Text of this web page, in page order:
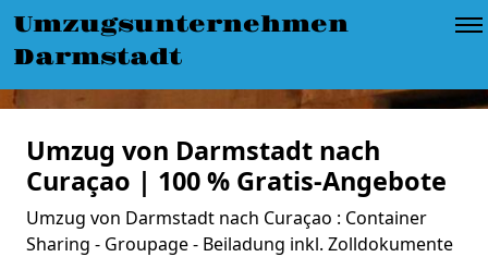
Umzugsunternehmen
Darmstadt
Umzug von Darmstadt nach
Curaçao | 100 % Gratis-Angebote
Umzug von Darmstadt nach Curaçao : Container
Sharing - Groupage - Beiladung inkl. Zolldokumente